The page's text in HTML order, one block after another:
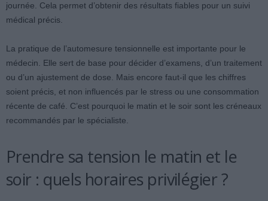
journée. Cela permet d’obtenir des résultats fiables pour un suivi
médical précis.
La pratique de l’automesure tensionnelle est importante pour le
médecin. Elle sert de base pour décider d’examens, d’un traitement
ou d’un ajustement de dose. Mais encore faut-il que les chiffres
soient précis, et non influencés par le stress ou une consommation
récente de café. C’est pourquoi le matin et le soir sont les créneaux
recommandés par le spécialiste.
Prendre sa tension le matin et le
soir : quels horaires privilégier ?